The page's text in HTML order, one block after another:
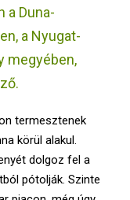
a Duna-
a Nyugat-
megyében,
termesztenek
körül alakul.
dolgoz fel a
pótolják. Szinte